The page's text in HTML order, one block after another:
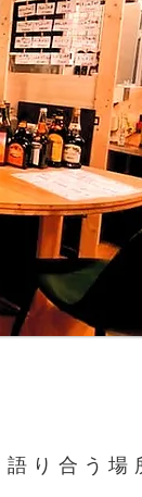
り合う場